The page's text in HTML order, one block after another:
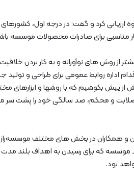
ارزیابی کرد و گفت: در درجه‌ اول،
مناسبی برای صادرات محصولات موسسه
روش های نوآورانه و به کار بردن
اداره روابط عمومی برای طراحی و
از پیش بکوشیم که با روشها و ابزارهای
و محکم، صد سالگی خود را پشت سر می
و همکاران در بخش های مختلف
موسسه که برای رسیدن به اهداف بلند
بود.